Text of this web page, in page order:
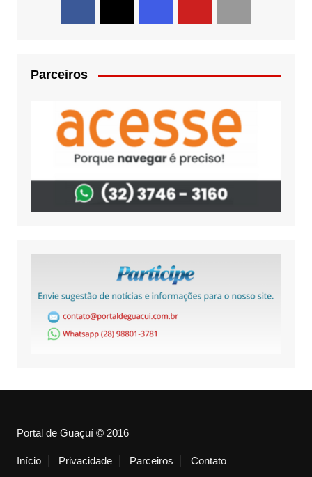
Parceiros
Portal de Guaçuí © 2016
Início Privacidade Parceiros Contato